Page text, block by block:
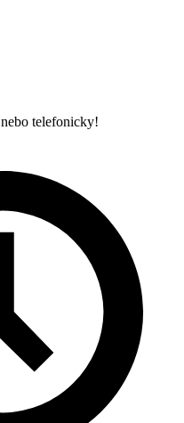
telefonicky!